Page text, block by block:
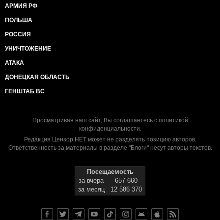
АРМИЯ РФ
ПОЛЬША
РОССИЯ
УНИЧТОЖЕНИЕ
АТАКА
ДОНЕЦКАЯ ОБЛАСТЬ
ГЕНШТАБ ВС
Просматривая наш сайт, Вы соглашаетесь с политикой
конфиденциальности.
Редакция Цензор.НЕТ может не разделять позицию авторов.
Ответственность за материалы в разделе "Блоги" несут авторы текстов.
Посещаемость
за вчера
657 660
за месяц
12 586 370